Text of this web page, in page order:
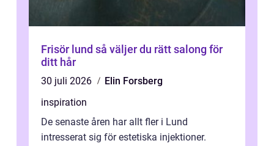
Frisör lund så väljer du rätt salong för
ditt hår
30 juli 2026
Elin Forsberg
inspiration
De senaste åren har allt fler i Lund
intresserat sig för estetiska injektioner.